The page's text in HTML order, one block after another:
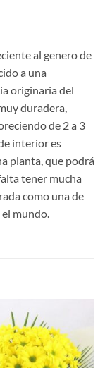
al genero de
a una
originaria del
duradera,
de 2 a 3
interior es
planta, que podrá
tener mucha
como una de
mundo.